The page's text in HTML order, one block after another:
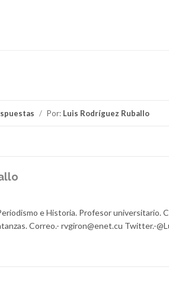
/ Por: Luis Rodríguez Ruballo
e Historia. Profesor universitario.
Correo.- rvgiron@enet.cu Twitter.-